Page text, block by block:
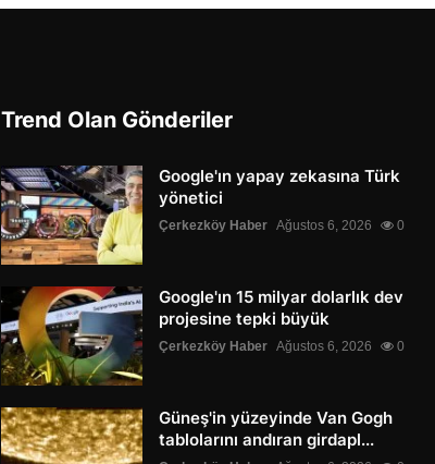
Trend Olan Gönderiler
Google'ın yapay zekasına Türk
yönetici
Çerkezköy Haber Ağustos 6, 2026 0
Google'ın 15 milyar dolarlık dev
projesine tepki büyük
Çerkezköy Haber Ağustos 6, 2026 0
Güneş'in yüzeyinde Van Gogh
tablolarını andıran girdapl...